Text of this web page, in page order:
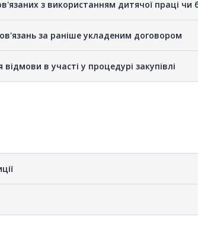
з використанням дитячої праці
за раніше укладеним договором
в участі у процедурі закупівлі